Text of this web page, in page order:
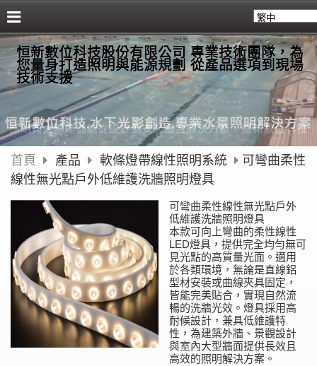
恒新數位科技股份有限公司 專業技術團隊，為
您量身打造照明與能源規劃 從產品選項到現場
技術支援
首頁 產品 軟條燈帶線性照明系統
可彎曲柔性
線性無光點戶外低維護洗牆照明燈具
可彎曲柔性線性無光點戶外
低維護洗牆照明燈具
本款可向上彎曲的柔性線性
LED燈具，提供完全均勻無可
見光點的高質量光面。適用
於各類環境，無論是直線鋁
型材安裝或曲線夾具固定，
皆能完美貼合，實現自然流
暢的洗牆光效。燈具採用高
耐候設計，兼具低維護特
性，為建築外牆、景觀設計
與室內大型牆面提供長效且
高效的照明解決方案。